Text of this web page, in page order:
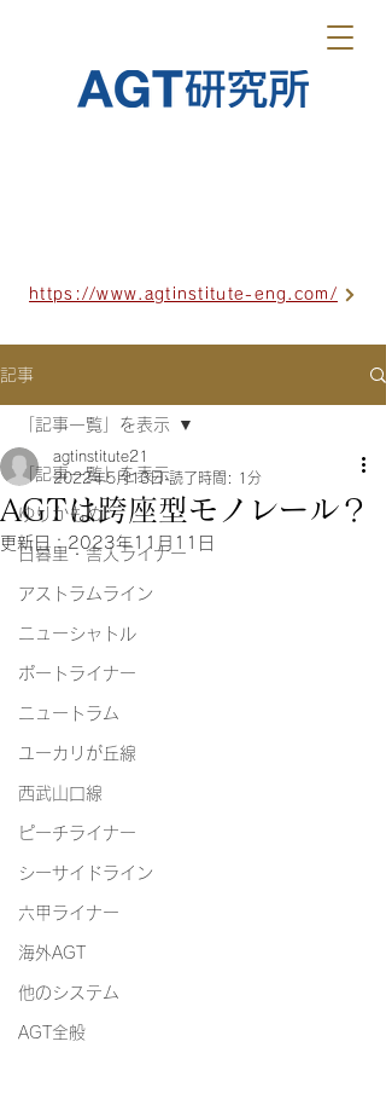
https://www.agtinstitute-eng.com/
記事
「記事一覧」を表示
ゆりかもめ
日暮里・舎人ライナー
アストラムライン
ニューシャトル
ポートライナー
ニュートラム
ユーカリが丘線
西武山口線
ピーチライナー
シーサイドライン
六甲ライナー
海外AGT
他のシステム
AGT全般
「記事一覧」を表示
AGTは跨座型モノレール？
agtinstitute21
2022年5月13日 読了時間: 1分
更新日：2023年11月11日